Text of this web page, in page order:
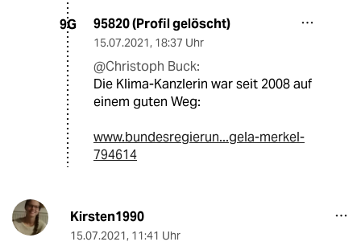
9G 95820 (Profil gelöscht)
15.07.2021, 18:37 Uhr
@Christoph Buck:
Die Klima-Kanzlerin war seit 2008 auf
einem guten Weg:
www.bundesregierun...gela-merkel-
794614
Kirsten1990
15.07.2021, 11:41 Uhr